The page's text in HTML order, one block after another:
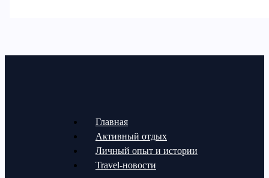
Главная
Активный отдых
Личный опыт и истории
Travel-новости